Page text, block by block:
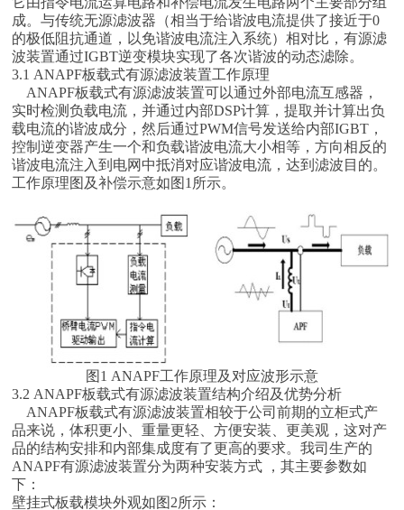
成。与传统无源滤波器（相当于给谐波电流提供了接近于0
的极低阻抗通道，以免谐波电流注入系统）相对比，有源滤
波装置通过IGBT逆变模块实现了各次谐波的动态滤除。
3.1 ANAPF板载式有源滤波装置工作原理
ANAPF板载式有源滤波装置可以通过外部电流互感器，
实时检测负载电流，并通过内部DSP计算，提取并计算出负
载电流的谐波成分，然后通过PWM信号发送给内部IGBT，
控制逆变器产生一个和负载谐波电流大小相等，方向相反的
谐波电流注入到电网中抵消对应谐波电流，达到滤波目的。
工作原理图及补偿示意如图1所示。
图1 ANAPF工作原理及对应波形示意
3.2 ANAPF板载式有源滤波装置结构介绍及优势分析
ANAPF板载式有源滤波装置相较于公司前期的立柜式产
品来说，体积更小、重量更轻、方便安装、更美观，这对产
品的结构安排和内部集成度有了更高的要求。我司生产的
ANAPF有源滤波装置分为两种安装方式 ，其主要参数如
下：
壁挂式板载模块外观如图2所示：